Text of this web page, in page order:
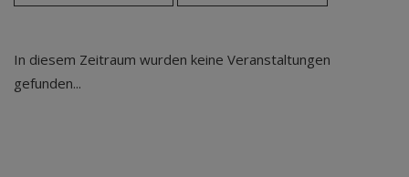
Aug 2026
In diesem Zeitraum wurden keine Veranstaltungen
gefunden...